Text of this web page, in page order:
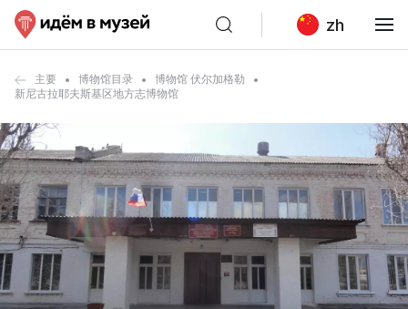
zh
主要 博物馆目录
博物馆 伏尔加格勒
新尼古拉耶夫斯基区地方志博物馆